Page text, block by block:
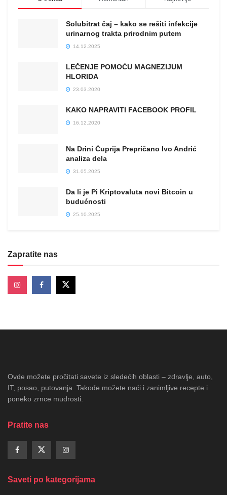
Solubitrat čaj – kako se rešiti infekcije
urinarnog trakta prirodnim putem
14.12.2025
LEČENJE POMOĆU MAGNEZIJUM
HLORIDA
23.03.2020
KAKO NAPRAVITI FACEBOOK PROFIL
16.12.2020
Na Drini Ćuprija Prepričano Ivo Andrić
analiza dela
31.05.2025
Da li je Pi Kriptovaluta novi Bitcoin u
budućnosti
25.10.2025
Zapratite nas
Ovde možete pročitati savete iz sledećih oblasti – zdravlje, auto,
IT, posao, putovanja. Takođe možete naći i zanimljive recepte i
poneko zrnce mudrosti.
Pratite nas
Saveti po kategorijama